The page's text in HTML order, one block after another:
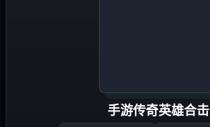
手游传奇英雄合击